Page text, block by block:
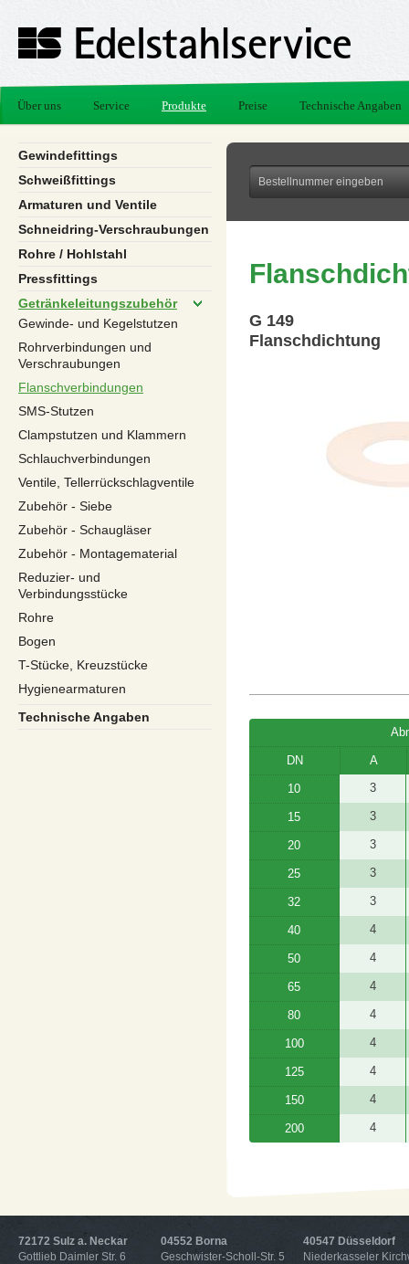
Über uns Service Produkte Preise Technische Angaben
Gewindefittings
Schweißfittings
Armaturen und Ventile
Schneidring-Verschraubungen
Rohre / Hohlstahl
Pressfittings
Getränkeleitungszubehör
Gewinde- und Kegelstutzen
Rohrverbindungen und
Verschraubungen
Flanschverbindungen
SMS-Stutzen
Clampstutzen und Klammern
Schlauchverbindungen
Ventile, Tellerrückschlagventile
Zubehör - Siebe
Zubehör - Schaugläser
Zubehör - Montagematerial
Reduzier- und
Verbindungsstücke
Rohre
Bogen
T-Stücke, Kreuzstücke
Hygienearmaturen
Technische Angaben
G 149
Flanschdichtung
DN A
10 3
15 3
20 3
25 3
32 3
40 4
50 4
65 4
80 4
100 4
125 4
150 4
200 4
72172 Sulz a. Neckar
Gottlieb Daimler Str. 6
04552 Borna
Geschwister-Scholl-Str. 5
40547 Düsseldorf
Niederkasseler